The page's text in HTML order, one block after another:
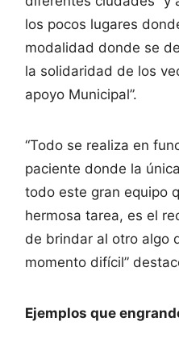
los pocos lugares
modalidad donde se
la solidaridad de los
apoyo Municipal”.
“Todo se realiza en
paciente donde la
todo este gran equipo
hermosa tarea, es el
de brindar al otro algo
momento difícil”
Ejemplos que